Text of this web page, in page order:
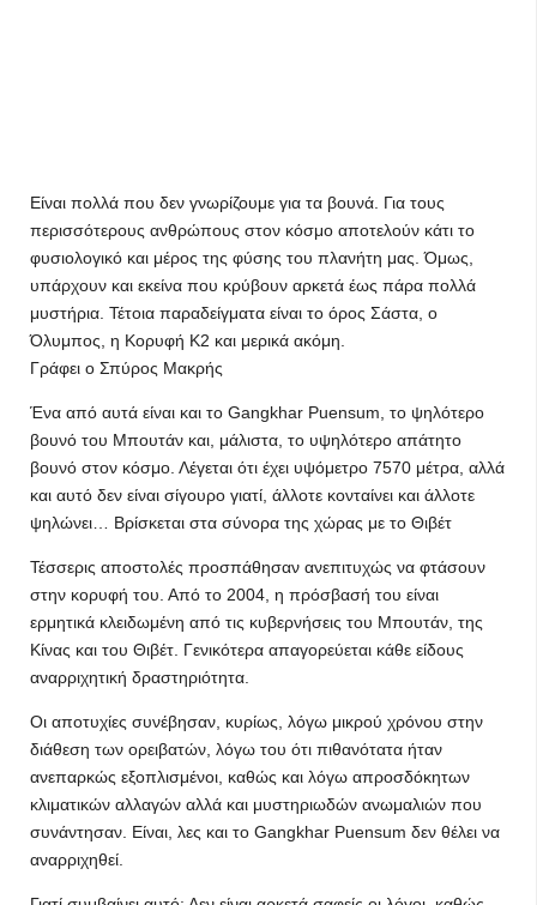
Είναι πολλά που δεν γνωρίζουμε για τα βουνά. Για τους
περισσότερους ανθρώπους στον κόσμο αποτελούν κάτι το
φυσιολογικό και μέρος της φύσης του πλανήτη μας. Όμως,
υπάρχουν και εκείνα που κρύβουν αρκετά έως πάρα πολλά
μυστήρια. Τέτοια παραδείγματα είναι το όρος Σάστα, ο
Όλυμπος, η Κορυφή Κ2 και μερικά ακόμη.
Γράφει ο Σπύρος Μακρής
Ένα από αυτά είναι και το Gangkhar Puensum, το ψηλότερο
βουνό του Μπουτάν και, μάλιστα, το υψηλότερο απάτητο
βουνό στον κόσμο. Λέγεται ότι έχει υψόμετρο 7570 μέτρα, αλλά
και αυτό δεν είναι σίγουρο γιατί, άλλοτε κονταίνει και άλλοτε
ψηλώνει… Βρίσκεται στα σύνορα της χώρας με το Θιβέτ
Τέσσερις αποστολές προσπάθησαν ανεπιτυχώς να φτάσουν
στην κορυφή του. Από το 2004, η πρόσβασή του είναι
ερμητικά κλειδωμένη από τις κυβερνήσεις του Μπουτάν, της
Κίνας και του Θιβέτ. Γενικότερα απαγορεύεται κάθε είδους
αναρριχητική δραστηριότητα.
Οι αποτυχίες συνέβησαν, κυρίως, λόγω μικρού χρόνου στην
διάθεση των ορειβατών, λόγω του ότι πιθανότατα ήταν
ανεπαρκώς εξοπλισμένοι, καθώς και λόγω απροσδόκητων
κλιματικών αλλαγών αλλά και μυστηριωδών ανωμαλιών που
συνάντησαν. Είναι, λες και το Gangkhar Puensum δεν θέλει να
αναρριχηθεί.